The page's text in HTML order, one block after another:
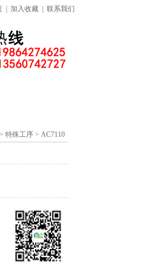
加入收藏 联系我们
特殊工序 > AC7110